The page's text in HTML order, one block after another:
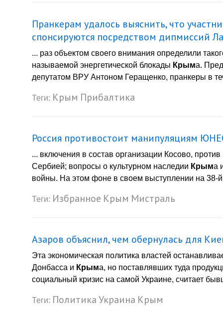
Пранкерам удалось выяснить, что
спонсируются посредством дипмиссий
... раз объектом своего внимания определили
называемой энергетической блокады Крыма.
депутатом ВРУ Антоном Геращенко, пранкеры в
Теги: Крым Прибалтика
Россия противостоит манипуляциям
... включения в состав организации Косово,
Сербией; вопросы о культурном наследии Крыма
войны. На этом фоне в своем выступлении на 38-
Теги: Избранное Крым Мистраль
Азаров объяснил, чем обернулась для
Эта экономическая политика властей
Донбасса и Крыма, но поставлявших туда
социальный кризис на самой Украине, считает
Теги: ПолитикаУкраина Крым